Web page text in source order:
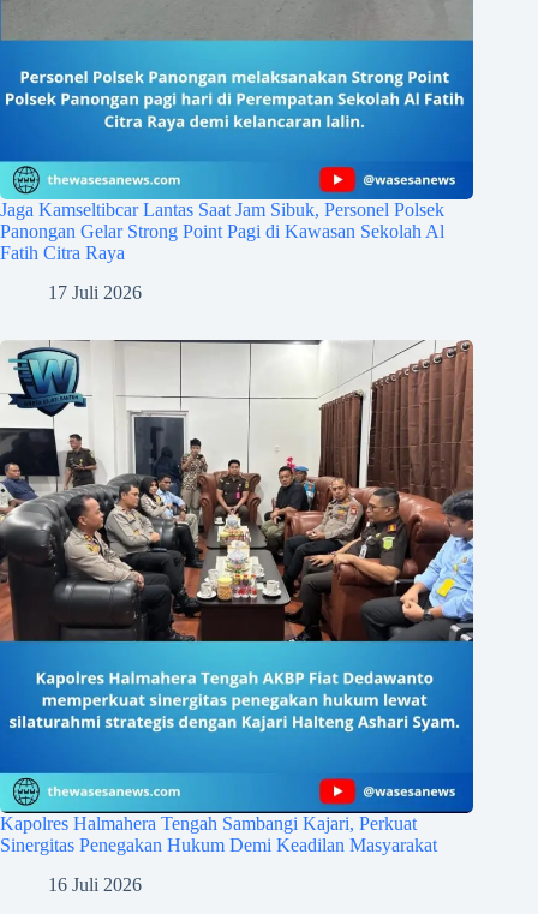
Jaga Kamseltibcar Lantas Saat Jam Sibuk, Personel Polsek
Panongan Gelar Strong Point Pagi di Kawasan Sekolah Al
Fatih Citra Raya
17 Juli 2026
Kapolres Halmahera Tengah Sambangi Kajari, Perkuat
Sinergitas Penegakan Hukum Demi Keadilan Masyarakat
16 Juli 2026